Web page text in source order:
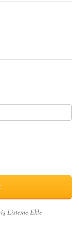
Listeme Ekle